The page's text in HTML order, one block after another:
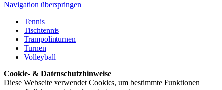
Navigation überspringen
Tennis
Tischtennis
Trampolinturnen
Turnen
Volleyball
Cookie- & Datenschutzhinweise
Diese Webseite verwendet Cookies, um bestimmte Funktionen